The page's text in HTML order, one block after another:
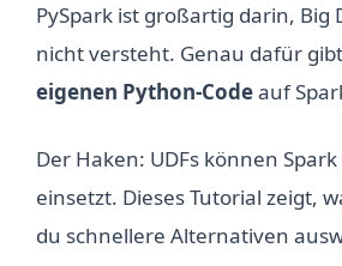
PySpark ist großartig darin, Big
nicht versteht. Genau dafür
eigenen Python-Codeauf
Der Haken: UDFs können
einsetzt. Dieses Tutorial zeigt,
du schnellere Alternativen